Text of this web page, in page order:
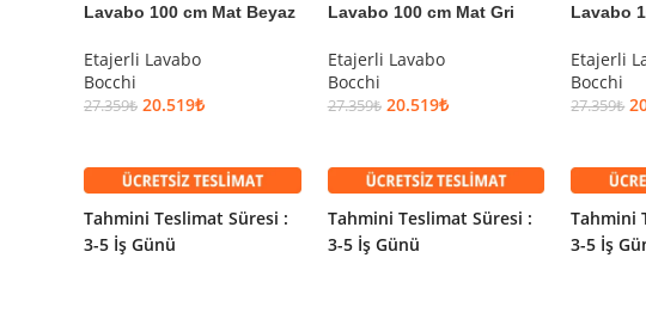
Bocchi Classico Verona Etajerli
33.383 25.037₺ Stokta (2)
Garanti Bilgisi
Bocchi Garantili
Lavabo 100 cm Mat Beyaz
Etajerli Lavabo
Bocchi
27.359₺ 20.519₺
Tahmini Teslimat Süresi :
3-5 İş Günü
Lavabo 100 cm Mat Gri
Etajerli Lavabo
Bocchi
27.359₺ 20.519₺
Tahmini Teslimat Süresi :
3-5 İş Günü
Lavabo
Etajerli
Bocchi
27.359₺
Tahmini
3-5 İş